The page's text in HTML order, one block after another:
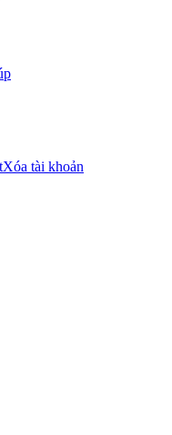
Xóa tài khoản